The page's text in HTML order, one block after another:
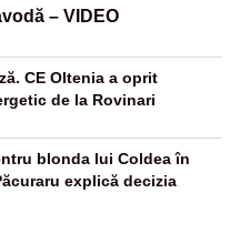
– VIDEO
CE Oltenia a oprit
de la Rovinari
blonda lui Coldea în
explică decizia